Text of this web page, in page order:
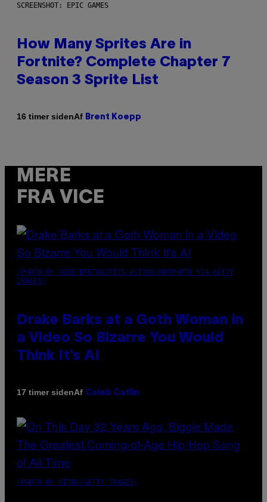
SCREENSHOT: EPIC GAMES
How Many Sprites Are in
Fortnite? Complete Chapter 7
Season 3 Sprite List
16 timer sidenAf Brent Koepp
MERE
FRA VICE
(PHOTO BY JOSE BRETON/PICS ACTION/NURPHOTO VIA GETTY
IMAGES)
Drake Barks at a Goth Woman in
a Video So Bizarre You Would
Think It’s AI
17 timer sidenAf Caleb Catlin
(PHOTO BY NITRO/GETTY IMAGES)